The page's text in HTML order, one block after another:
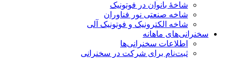
شاخۀ بانوان در فوتونیک
شاخه صنعتی نور فناوران
شاخه‌ الکترونیک و فوتونیک آلی
سخنرانی‌های ماهانه
اطلاعات سخنرانی‌‌ها
ثبت‌نام برای شرکت در سخنرانی